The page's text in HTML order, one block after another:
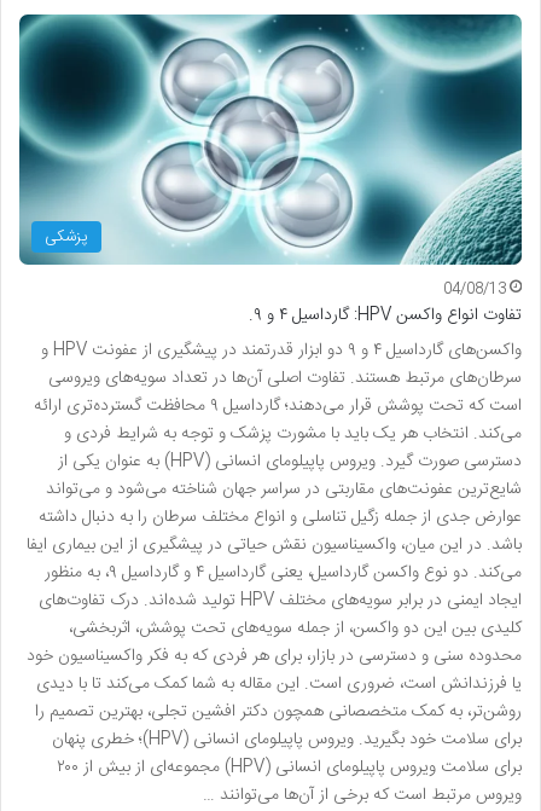
پزشکی
04/08/13
تفاوت انواع واکسن HPV: گارداسیل ۴ و ۹.
واکسن‌های گارداسیل ۴ و ۹ دو ابزار قدرتمند در پیشگیری از عفونت HPV و
سرطان‌های مرتبط هستند. تفاوت اصلی آن‌ها در تعداد سویه‌های ویروسی
است که تحت پوشش قرار می‌دهند؛ گارداسیل ۹ محافظت گسترده‌تری ارائه
می‌کند. انتخاب هر یک باید با مشورت پزشک و توجه به شرایط فردی و
دسترسی صورت گیرد. ویروس پاپیلومای انسانی (HPV) به عنوان یکی از
شایع‌ترین عفونت‌های مقاربتی در سراسر جهان شناخته می‌شود و می‌تواند
عوارض جدی از جمله زگیل تناسلی و انواع مختلف سرطان را به دنبال داشته
باشد. در این میان، واکسیناسیون نقش حیاتی در پیشگیری از این بیماری ایفا
می‌کند. دو نوع واکسن گارداسیل، یعنی گارداسیل ۴ و گارداسیل ۹، به منظور
ایجاد ایمنی در برابر سویه‌های مختلف HPV تولید شده‌اند. درک تفاوت‌های
کلیدی بین این دو واکسن، از جمله سویه‌های تحت پوشش، اثربخشی،
محدوده سنی و دسترسی در بازار، برای هر فردی که به فکر واکسیناسیون خود
یا فرزندانش است، ضروری است. این مقاله به شما کمک می‌کند تا با دیدی
روشن‌تر، به کمک متخصصانی همچون دکتر افشین تجلی، بهترین تصمیم را
برای سلامت خود بگیرید. ویروس پاپیلومای انسانی (HPV)؛ خطری پنهان
برای سلامت ویروس پاپیلومای انسانی (HPV) مجموعه‌ای از بیش از ۲۰۰
ویروس مرتبط است که برخی از آن‌ها می‌توانند …